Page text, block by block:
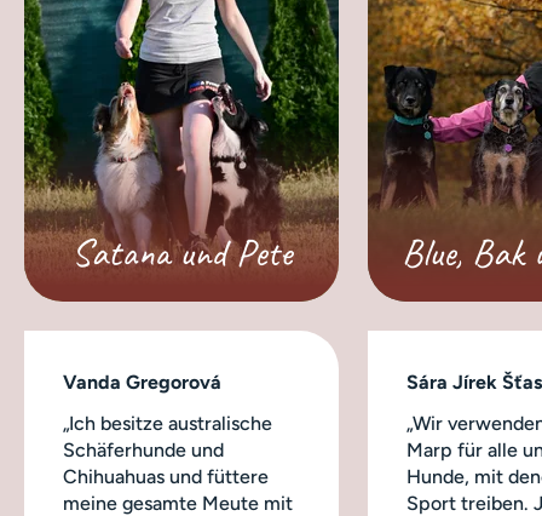
Satana und Pete
Vanda Gregorová
„Ich besitze australische
Schäferhunde und
Chihuahuas und füttere
meine gesamte Meute mit
Blue, Bak
Sára Jírek
„Wir
Marp für alle
Hunde, mit
Sport treiben.